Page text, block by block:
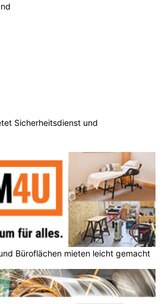
Sicherheitsdienst und
Büroflächen mieten leicht gemacht